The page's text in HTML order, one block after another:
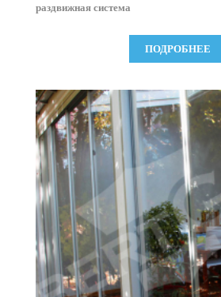
раздвижная система
ПОДРОБНЕЕ